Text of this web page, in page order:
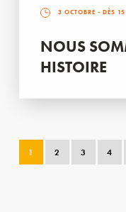
3 OCTOBRE - DÈS
NOUS
HISTOIRE
1 2 3 4